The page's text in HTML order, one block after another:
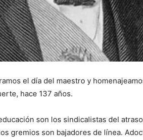
el día del maestro y
hace 137 años.
son los sindicalistas del
gremios son bajadores de línea.